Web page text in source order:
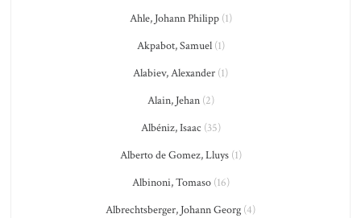
Ahle, Johann Philipp(1)
Akpabot, Samuel(1)
Alabiev, Alexander (1)
Alain, Jehan(2)
Albéniz, Isaac (35)
Alberto de Gomez, Lluys(1)
Albinoni, Tomaso(16)
Albrechtsberger, Johann Georg (4)